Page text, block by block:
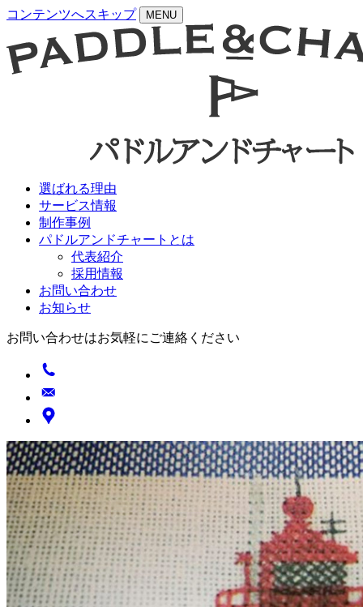
コンテンツへスキップ MENU
選ばれる理由
サービス情報
制作事例
パドルアンドチャートとは
代表紹介
採用情報
お問い合わせ
お知らせ
お問い合わせはお気軽にご連絡ください